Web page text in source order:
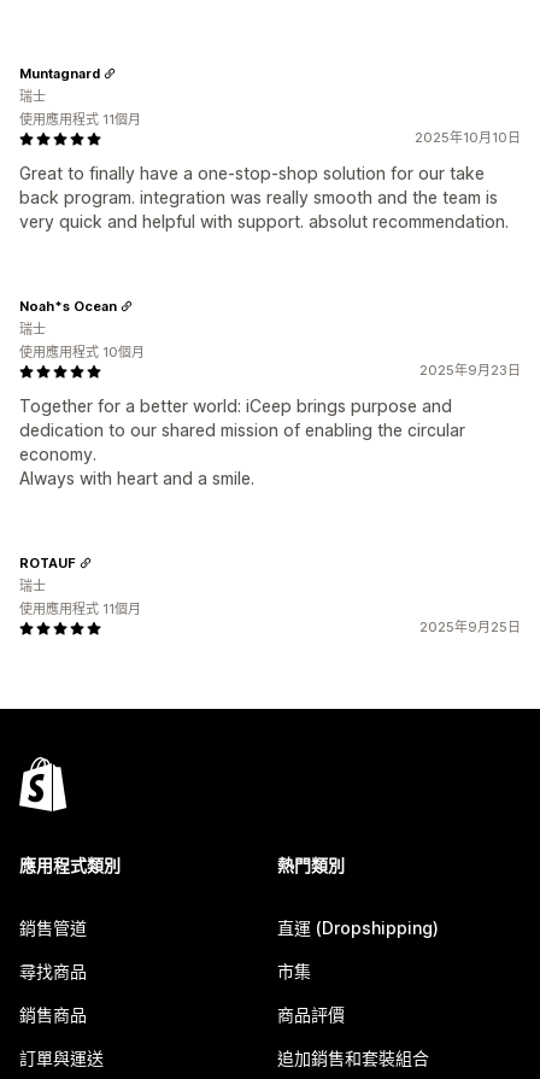
2025年10月10日
Great to finally have a one-stop-shop solution for our take
back program. integration was really smooth and the team is
very quick and helpful with support. absolut recommendation.
Muntagnard
瑞士
使用應用程式 11個月
2025年9月23日
Together for a better world: iCeep brings purpose and
dedication to our shared mission of enabling the circular
economy.
Always with heart and a smile.
Noah*s Ocean
瑞士
使用應用程式 10個月
2025年9月25日
ROTAUF
瑞士
使用應用程式 11個月
應用程式類別
銷售管道
尋找商品
銷售商品
訂單與運送
熱門類別
直運 (Dropshipping)
市集
商品評價
追加銷售和套裝組合